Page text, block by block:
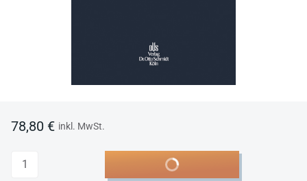
78,80 € inkl. MwSt.
Anzahl In den Warenkorb